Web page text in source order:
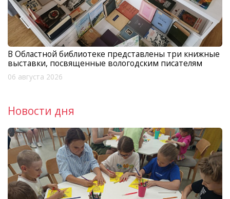
В Областной библиотеке представлены три книжные
выставки, посвященные вологодским писателям
06 августа 2026
Новости дня